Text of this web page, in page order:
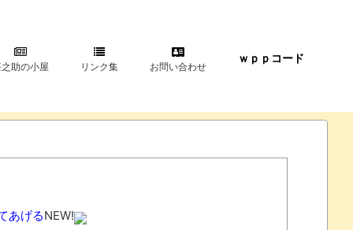
助の小屋 リンク集 お問い合わせ
ｗｐｐコード
あげるNEW!